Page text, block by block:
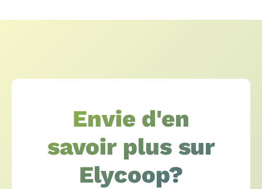
Envie d'en
savoir plus sur
Elycoop?